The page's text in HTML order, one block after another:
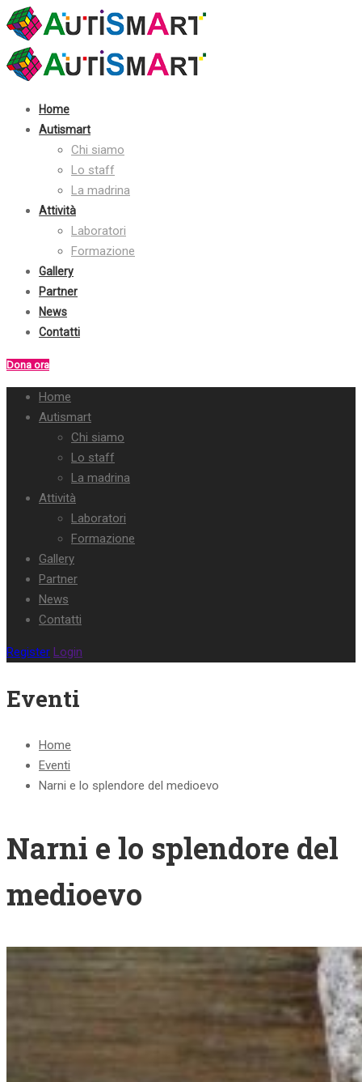
Home
Autismart
Chi siamo
Lo staff
La madrina
Attività
Laboratori
Formazione
Gallery
Partner
News
Contatti
Dona ora
Home
Autismart
Chi siamo
Lo staff
La madrina
Attività
Laboratori
Formazione
Gallery
Partner
News
Contatti
Register Login
Eventi
Home
Eventi
Narni e lo splendore del medioevo
Narni e lo splendore del
medioevo